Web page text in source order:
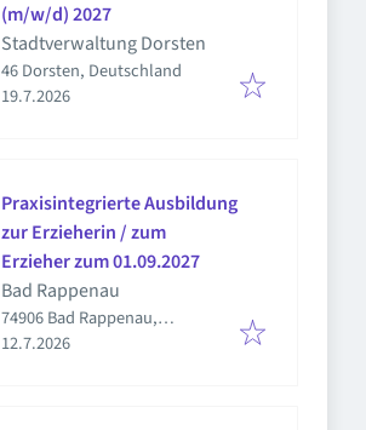
(m/w/d) 2027
Stadtverwaltung Dorsten
46 Dorsten, Deutschland
Veröffentlicht
19.7.2026
Praxisintegrierte Ausbildung
zur Erzieherin / zum
Erzieher zum 01.09.2027
Bad Rappenau
74906 Bad Rappenau,
Deutschland
Veröffentlicht
12.7.2026